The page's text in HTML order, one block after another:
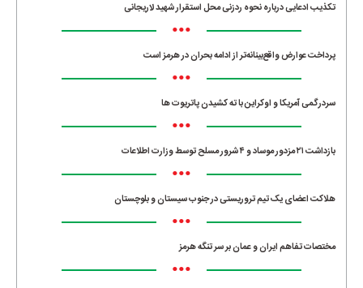
تکذیب ادعایی درباره نحوه ردزنی محل استقرار شهید لاریجانی
•••
پرداخت عوارض واقع‌بینانه‌تر از ادامه بحران در هرمز است
•••
سردرگمی آمریکا و اوکراین با ته کشیدن پاتریوت ها
•••
بازداشت ۲۱ مزدور موساد و ۴ شرور مسلح توسط وزارت اطلاعات
•••
هلاکت اعضای یک تیم تروریستی در جنوب سیستان و بلوچستان
•••
مختصات تفاهم ایران و عمان بر سر تنگه هرمز
•••